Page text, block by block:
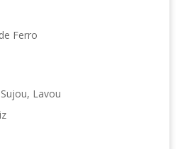
Ferro
Lavou